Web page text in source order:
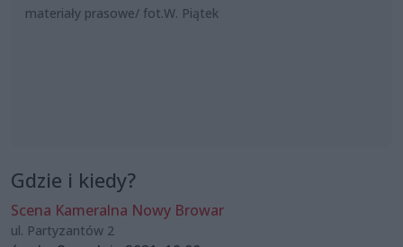
materiały prasowe/ fot.W. Piątek
Gdzie i kiedy?
Scena Kameralna Nowy Browar
ul. Partyzantów 2